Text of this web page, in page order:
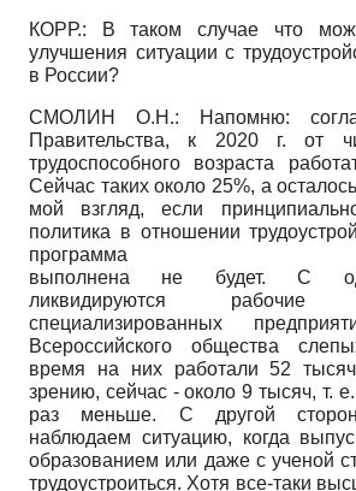
КОРР.: В таком случае что
улучшения ситуации с
в России?
СМОЛИН О.Н.: Напомню:
Правительства, к 2020 г. от
трудоспособного возраста
Сейчас таких около 25%, а
мой взгляд, если
политика в отношении
программа
выполнена не будет. С
ликвидируются
специализированных
Всероссийского общества
время на них работали 52
зрению, сейчас - около 9 тысяч, т.
раз меньше. С другой
наблюдаем ситуацию, когда
образованием или даже с ученой
трудоустроиться. Хотя все-таки